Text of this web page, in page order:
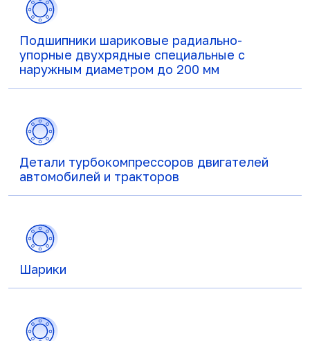
Подшипники шариковые радиально-
упорные двухрядные специальные с
наружным диаметром до 200 мм
Детали турбокомпрессоров двигателей
автомобилей и тракторов
Шарики